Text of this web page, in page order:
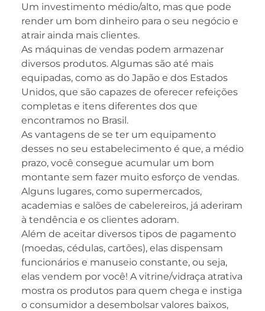
Um investimento médio/alto, mas que pode
render um bom dinheiro para o seu negócio e
atrair ainda mais clientes.
As máquinas de vendas podem armazenar
diversos produtos. Algumas são até mais
equipadas, como as do Japão e dos Estados
Unidos, que são capazes de oferecer refeições
completas e itens diferentes dos que
encontramos no Brasil.
As vantagens de se ter um equipamento
desses no seu estabelecimento é que, a médio
prazo, você consegue acumular um bom
montante sem fazer muito esforço de vendas.
Alguns lugares, como supermercados,
academias e salões de cabelereiros, já aderiram
à tendência e os clientes adoram.
Além de aceitar diversos tipos de pagamento
(moedas, cédulas, cartões), elas dispensam
funcionários e manuseio constante, ou seja,
elas vendem por você! A vitrine/vidraça atrativa
mostra os produtos para quem chega e instiga
o consumidor a desembolsar valores baixos,